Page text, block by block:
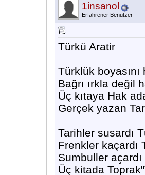
1insanol
Erfahrener Benutzer
Türkü Aratir
Türklük boyasını
Bağrı ırkla değil
Üç kıtaya Hak
Gerçek yazan
Tarihler susardı
Frenkler kaçardı
Sumbuller
Üç kitada